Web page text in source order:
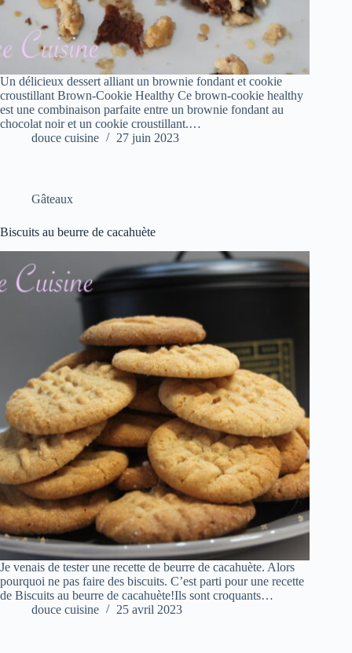
Un délicieux dessert alliant un brownie fondant et cookie
croustillant Brown-Cookie Healthy Ce brown-cookie healthy
est une combinaison parfaite entre un brownie fondant au
chocolat noir et un cookie croustillant.…
douce cuisine
27 juin 2023
Gâteaux
Biscuits au beurre de cacahuète
Je venais de tester une recette de beurre de cacahuète. Alors
pourquoi ne pas faire des biscuits. C’est parti pour une recette
de Biscuits au beurre de cacahuète!Ils sont croquants…
douce cuisine
25 avril 2023